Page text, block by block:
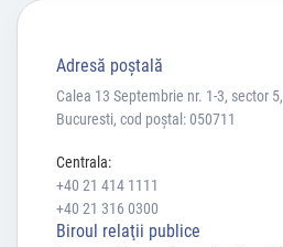
24.07.2026
Adresă poştală
Calea 13 Septembrie nr. 1-3, sector 5,
Bucuresti, cod poștal: 050711
Centrala:
+40 21 414 1111
+40 21 316 0300
Biroul relaţii publice